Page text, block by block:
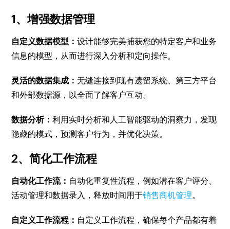
1、增强数据管理
自定义数据模型：设计能够完美捕获您的特定客户和业务
信息的模型，从而进行深入分析和定向操作。
灵活的数据集成：无缝连接到现有遗留系统、第三方平台
和外部数据源，以全面了解客户互动。
数据分析：利用实时分析和人工智能驱动的洞察力，发现
隐藏的模式，预测客户行为，并优化决策。
2、简化工作流程
自动化工作流： 自动化重复性流程，例如潜在客户评分、
活动管理和数据录入，释放时间用于销售商机管理。
自定义工作流程： 自定义工作流程，确保每个产品都有着